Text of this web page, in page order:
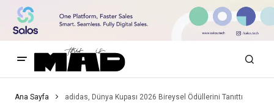
Ana Sayfa adidas, Dünya Kupası 2026 Bireysel Ödüllerini Tanıttı